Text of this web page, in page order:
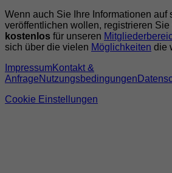
Wenn auch Sie Ihre Informationen auf
veröffentlichen wollen, registrieren
kostenlos für unseren
sich über die vielen Möglichkeiten die
ImpressumKontakt &
AnfrageNutzungsbedingungen
Cookie Einstellungen